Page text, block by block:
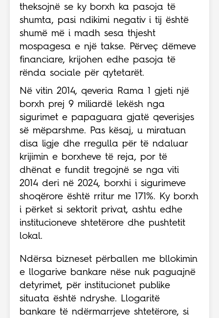
theksojnë se ky borxh ka pasoja të
shumta, pasi ndikimi negativ i tij është
shumë më i madh sesa thjesht
mospagesa e një takse. Përveç dëmeve
financiare, krijohen edhe pasoja të
rënda sociale për qytetarët.
Në vitin 2014, qeveria Rama 1 gjeti një
borxh prej 9 miliardë lekësh nga
sigurimet e papaguara gjatë qeverisjes
së mëparshme. Pas kësaj, u miratuan
disa ligje dhe rregulla për të ndaluar
krijimin e borxheve të reja, por të
dhënat e fundit tregojnë se nga viti
2014 deri në 2024, borxhi i sigurimeve
shoqërore është rritur me 171%. Ky borxh
i përket si sektorit privat, ashtu edhe
institucioneve shtetërore dhe pushtetit
lokal.
Ndërsa bizneset përballen me bllokimin
e llogarive bankare nëse nuk paguajnë
detyrimet, për institucionet publike
situata është ndryshe. Llogaritë
bankare të ndërmarrjeve shtetërore, si